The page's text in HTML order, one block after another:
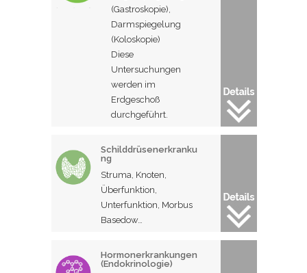
(Gastroskopie),
Darmspiegelung
(Koloskopie)
Diese
Untersuchungen
werden im
Erdgeschoß
durchgeführt.
Schilddrüsenerkranku
ng
Struma, Knoten,
Überfunktion,
Unterfunktion, Morbus
Basedow…
Hormonerkrankungen
(Endokrinologie)